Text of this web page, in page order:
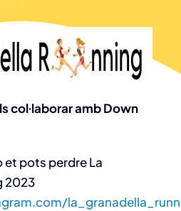
col·laborar amb Down
et pots perdre La
2023